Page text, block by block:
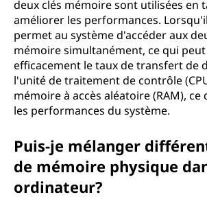
deux clés mémoire sont utilisées en
améliorer les performances.
permet au système d'accéder aux
mémoire simultanément, ce qui
efficacement le taux de transfert de
l'unité de traitement de contrôle
mémoire à accès aléatoire (RAM),
les performances du système.
Puis-je mélanger
de mémoire physique
ordinateur?